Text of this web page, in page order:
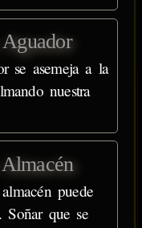
se asemeja a la
nuestra
puede
Soñar que se